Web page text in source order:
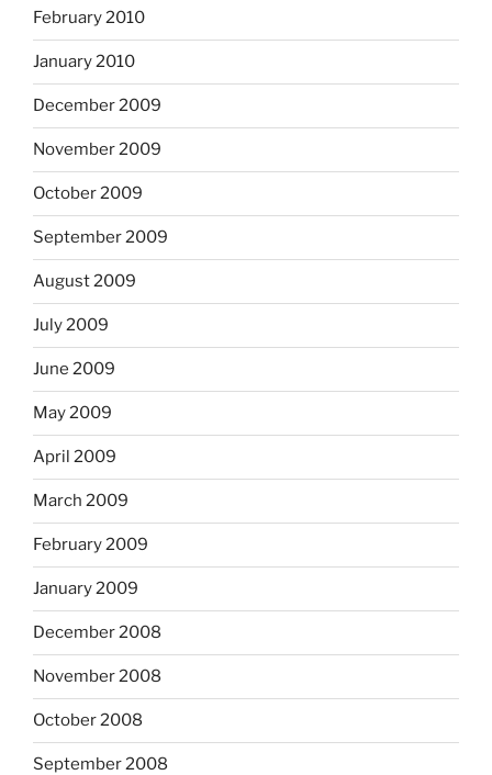
February 2010
January 2010
December 2009
November 2009
October 2009
September 2009
August 2009
July 2009
June 2009
May 2009
April 2009
March 2009
February 2009
January 2009
December 2008
November 2008
October 2008
September 2008